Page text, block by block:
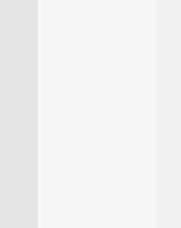
موانع آن ناشی از
است/ ۷ قانون برای حمایت از تولید داریم اما همه
قضایی از جمله وکالت،
شرایط بتوانند وارد